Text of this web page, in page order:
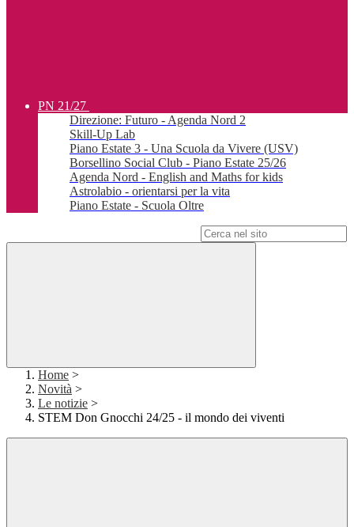
PN 21/27
Direzione: Futuro - Agenda Nord 2
Skill-Up Lab
Piano Estate 3 - Una Scuola da Vivere (USV)
Borsellino Social Club - Piano Estate 25/26
Agenda Nord - English and Maths for kids
Astrolabio - orientarsi per la vita
Piano Estate - Scuola Oltre
Home >
Novità >
Le notizie >
STEM Don Gnocchi 24/25 - il mondo dei viventi